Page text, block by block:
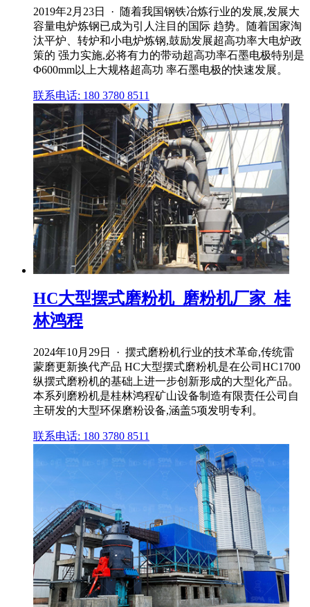
2019年2月23日 · 随着我国钢铁冶炼行业的发展,发展大
容量电炉炼钢已成为引人注目的国际 趋势。随着国家淘
汰平炉、转炉和小电炉炼钢,鼓励发展超高功率大电炉政
策的 强力实施,必将有力的带动超高功率石墨电极特别是
Φ600mm以上大规格超高功 率石墨电极的快速发展。
联系电话: 180 3780 8511
HC大型摆式磨粉机_磨粉机厂家_桂
林鸿程
2024年10月29日 · 摆式磨粉机行业的技术革命,传统雷
蒙磨更新换代产品 HC大型摆式磨粉机是在公司HC1700
纵摆式磨粉机的基础上进一步创新形成的大型化产品。
本系列磨粉机是桂林鸿程矿山设备制造有限责任公司自
主研发的大型环保磨粉设备,涵盖5项发明专利。
联系电话: 180 3780 8511